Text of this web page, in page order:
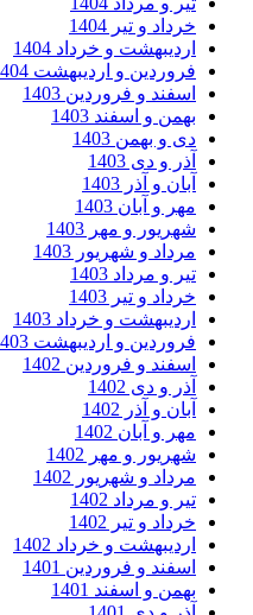
خرداد و تیر 1404
اردیبهشت و خرداد 1404
فروردین و اردیبهشت 1404
اسفند و فروردین 1403
بهمن و اسفند 1403
دی و بهمن 1403
آذر و دی 1403
آبان و آذر 1403
مهر و آبان 1403
شهریور و مهر 1403
مرداد و شهریور 1403
تیر و مرداد 1403
خرداد و تیر 1403
اردیبهشت و خرداد 1403
فروردین و اردیبهشت 1403
اسفند و فروردین 1402
آذر و دی 1402
آبان و آذر 1402
مهر و آبان 1402
شهریور و مهر 1402
مرداد و شهریور 1402
تیر و مرداد 1402
خرداد و تیر 1402
اردیبهشت و خرداد 1402
اسفند و فروردین 1401
بهمن و اسفند 1401